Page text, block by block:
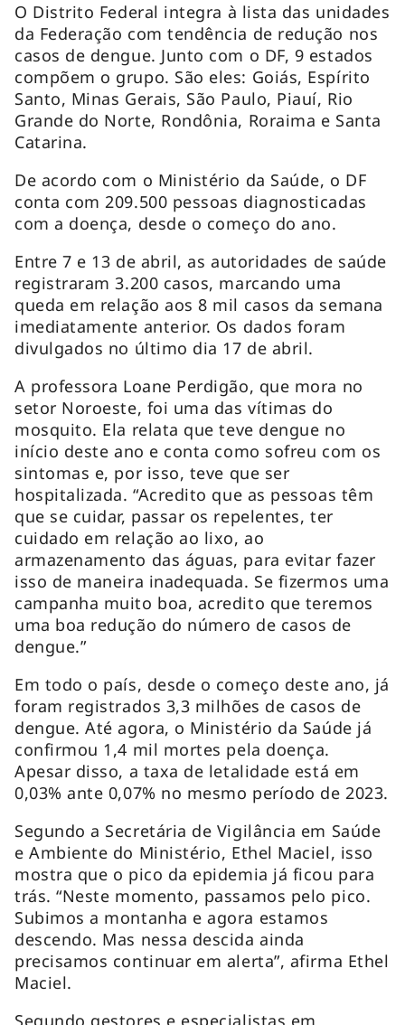
O Distrito Federal integra à lista das unidades
da Federação com tendência de redução nos
casos de dengue. Junto com o DF, 9 estados
compõem o grupo. São eles: Goiás, Espírito
Santo, Minas Gerais, São Paulo, Piauí, Rio
Grande do Norte, Rondônia, Roraima e Santa
Catarina.
De acordo com o Ministério da Saúde, o DF
conta com 209.500 pessoas diagnosticadas
com a doença, desde o começo do ano.
Entre 7 e 13 de abril, as autoridades de saúde
registraram 3.200 casos, marcando uma
queda em relação aos 8 mil casos da semana
imediatamente anterior. Os dados foram
divulgados no último dia 17 de abril.
A professora Loane Perdigão, que mora no
setor Noroeste, foi uma das vítimas do
mosquito. Ela relata que teve dengue no
início deste ano e conta como sofreu com os
sintomas e, por isso, teve que ser
hospitalizada. “Acredito que as pessoas têm
que se cuidar, passar os repelentes, ter
cuidado em relação ao lixo, ao
armazenamento das águas, para evitar fazer
isso de maneira inadequada. Se fizermos uma
campanha muito boa, acredito que teremos
uma boa redução do número de casos de
dengue.”
Em todo o país, desde o começo deste ano, já
foram registrados 3,3 milhões de casos de
dengue. Até agora, o Ministério da Saúde já
confirmou 1,4 mil mortes pela doença.
Apesar disso, a taxa de letalidade está em
0,03% ante 0,07% no mesmo período de 2023.
Segundo a Secretária de Vigilância em Saúde
e Ambiente do Ministério, Ethel Maciel, isso
mostra que o pico da epidemia já ficou para
trás. “Neste momento, passamos pelo pico.
Subimos a montanha e agora estamos
descendo. Mas nessa descida ainda
precisamos continuar em alerta”, afirma Ethel
Maciel.
Segundo gestores e especialistas em